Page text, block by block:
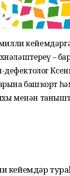
милли
–
башҡорт
менән
кейемдәр